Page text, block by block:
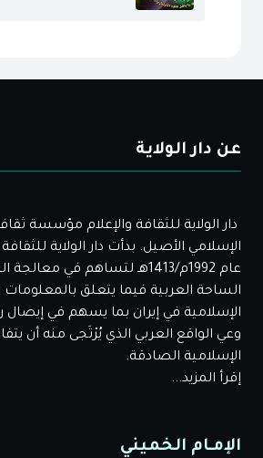
عن دار الولاية
دار الولاية للثقافة والإعلام مؤسسة
الإسلامي الأصيل. بدأت دار الولاية
عام 1992م/1413هـ لتساهم في
الساحة العربية فيما يتعلق بالمعلومات
الإسلامية في إيران بما يسهم في إيصال
وعي الواقع العربي الذي يُرْتَجى منه أن
الإسلامية الصادقة.
إقرأ المزيد...
الإمـام الخميني